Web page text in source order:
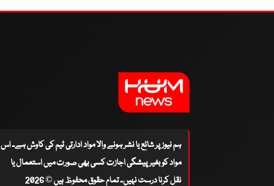
ہم نیوز پر شائع یا نشر ہونے والا مواد ادارتی ٹیم کی کاوش ہے۔ اس
مواد کو بغیر پیشگی اجازت کسی بھی صورت میں استعمال یا
نقل کرنا درست نہیں۔ تمام حقوق محفوظ ہیں © 2026